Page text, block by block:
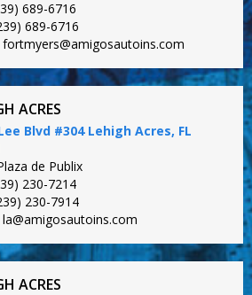
689-6716
689-6716
fortmyers@amigosautoins.com
ACRES
Blvd #304 Lehigh Acres, FL
de Publix
230-7214
230-7914
la@amigosautoins.com
ACRES